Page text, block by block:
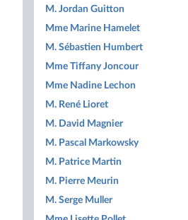
M. Jordan Guitton
Mme Marine Hamelet
M. Sébastien Humbert
Mme Tiffany Joncour
Mme Nadine Lechon
M. René Lioret
M. David Magnier
M. Pascal Markowsky
M. Patrice Martin
M. Pierre Meurin
M. Serge Muller